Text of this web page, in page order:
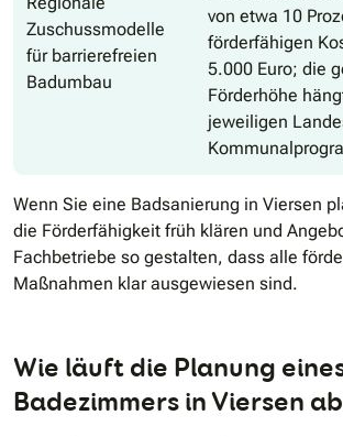
Zuschussmodelle
für barrierefreien
Badumbau
von etwa 10
förderfähigen
5.000 Euro; die
Förderhöhe
jeweiligen
Wenn Sie eine Badsanierung in Viersen
die Förderfähigkeit früh klären und
Fachbetriebe so gestalten, dass alle
Maßnahmen klar ausgewiesen sind.
Wie läuft die Planung
Badezimmers in Viersen